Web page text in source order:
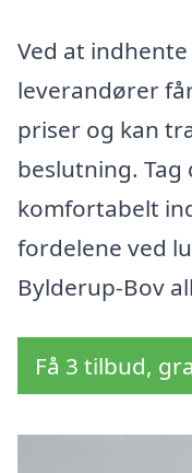
Ved at
leverandører
priser og kan
beslutning.
komfortabelt
fordelene ved
Bylderup-Bov
Få 3 tilbud,